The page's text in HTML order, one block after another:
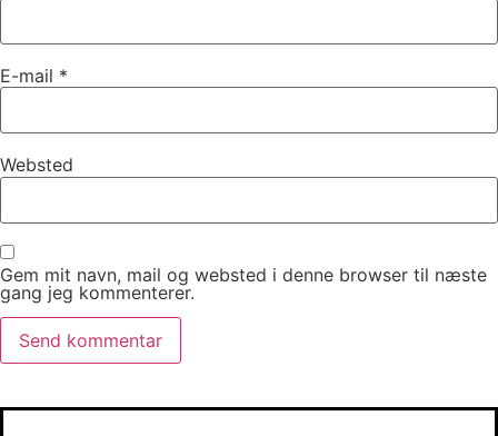
E-mail *
Websted
Gem mit navn, mail og websted i denne browser til næste
gang jeg kommenterer.